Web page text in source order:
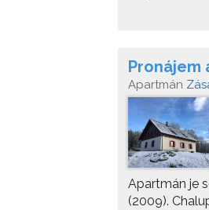
Pronájem
Apartmán
Apartmán je
(2009).